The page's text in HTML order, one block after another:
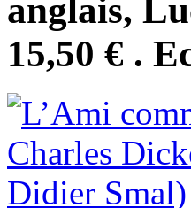
anglais,
15,50 € .